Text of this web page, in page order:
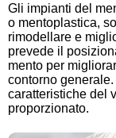
Gli impianti del
o mentoplastica,
rimodellare e
prevede il
mento per
contorno
caratteristiche del
proporzionato.